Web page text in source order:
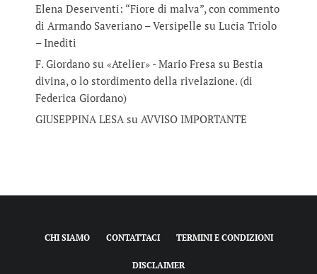
Elena Deserventi: “Fiore di malva”, con commento
di Armando Saveriano – Versipelle su Lucia Triolo
– Inediti
F. Giordano su «Atelier» - Mario Fresa su Bestia
divina, o lo stordimento della rivelazione. (di
Federica Giordano)
GIUSEPPINA LESAsu AVVISO IMPORTANTE
CHI SIAMO CONTATTACI TERMINI E CONDIZIONI
DISCLAIMER